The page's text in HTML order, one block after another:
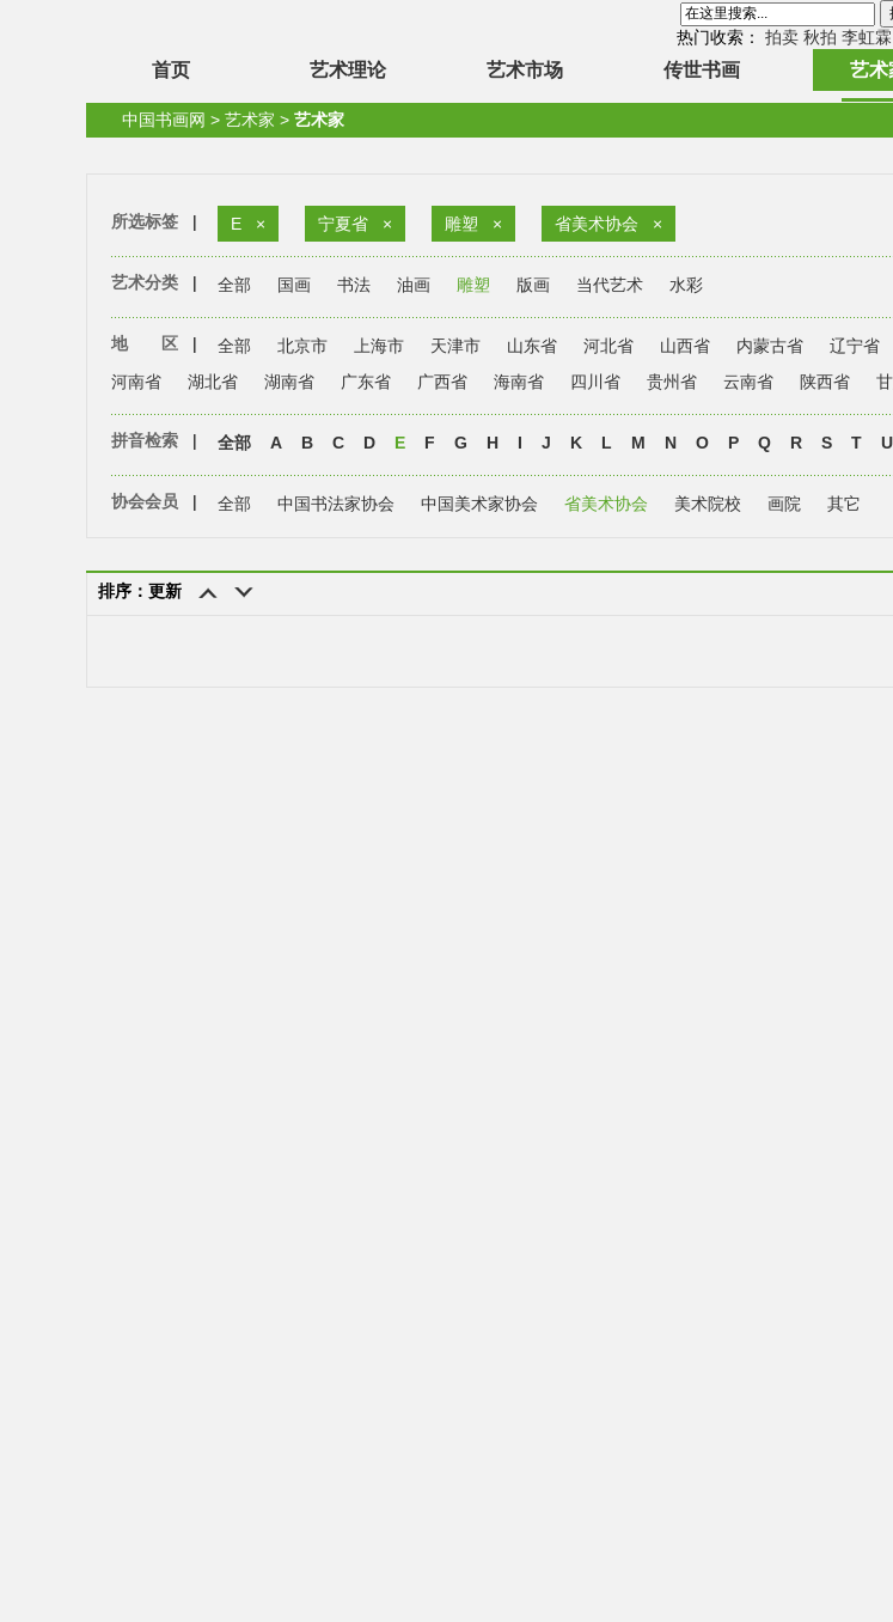
热门收索： 拍卖 秋拍 李虹霖
首页 艺术理论 艺术市场 传世书画 艺术
中国书画网 > 艺术家 > 艺术家
所选标签 | E × 宁夏省 × 雕塑 × 省美术协会 ×
艺术分类 | 全部 国画 书法 油画 雕塑 版画 当代艺术 水彩
地 区 | 全部 北京市 上海市 天津市 山东省 河北省 山西省 内蒙古省 辽宁省
河南省
湖北省 湖南省 广东省 广西省 海南省 四川省 贵州省 云南省 陕西省
拼音检索 | 全部 A B C D E F G H I J K L M N O P Q R S T U
协会会员 | 全部 中国书法家协会 中国美术家协会 省美术协会 美术院校 画院 其它
排序：更新